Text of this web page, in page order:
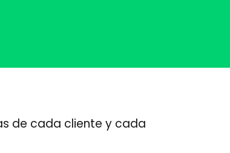
de cada cliente y cada